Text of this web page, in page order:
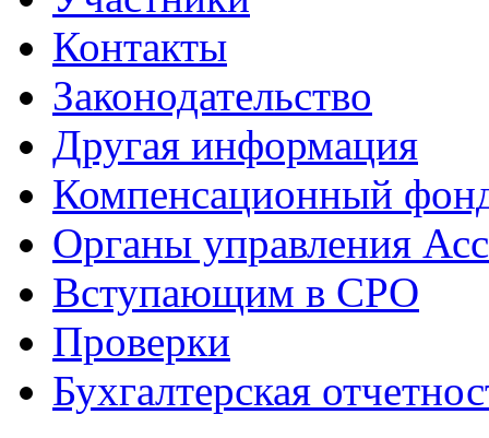
Контакты
Законодательство
Другая информация
Компенсационный
Органы управления
Вступающим в СРО
Проверки
Бухгалтерская